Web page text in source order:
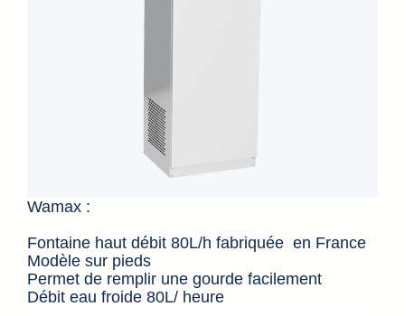
Wamax : ​
Fontaine haut débit 80L/h fabriquée en France​
Modèle sur pieds ​
Permet de remplir une gourde facilement​
Débit eau froide 80L/ heure​